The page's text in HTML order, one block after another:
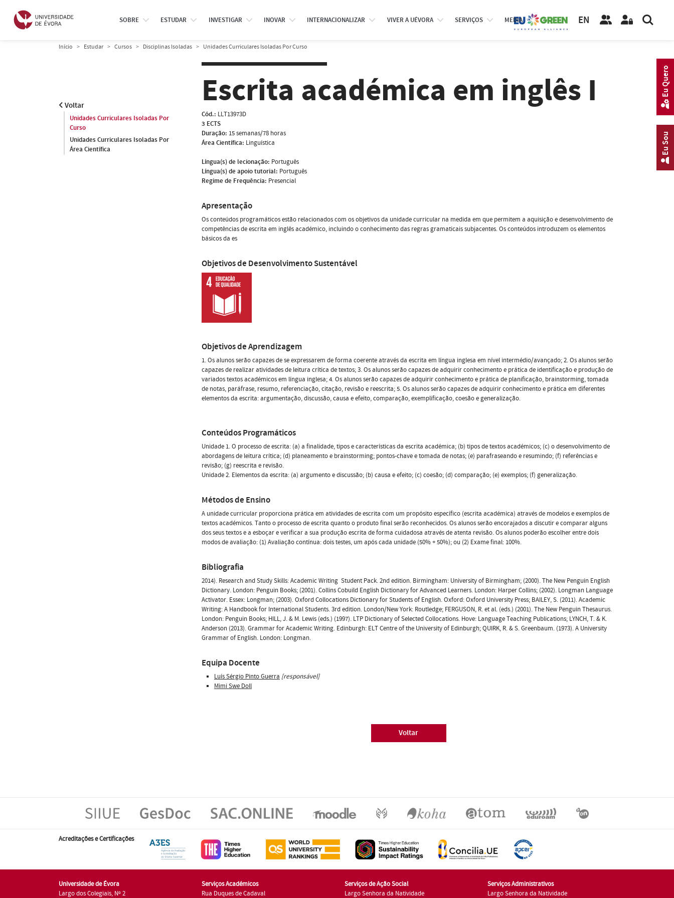
SOBRE ESTUDAR INVESTIGAR INOVAR INTERNACIONALIZAR VIVER A UÉVORA SERVIÇOS MEDIA EN
Início Estudar Cursos Disciplinas Isoladas Unidades Curriculares Isoladas Por Curso
Voltar
Unidades Curriculares Isoladas Por
Curso
Unidades Curriculares Isoladas Por
Área Científica
Escrita académica em inglês I
Cód.: LLT13973D
3 ECTS
Duração: 15 semanas/78 horas
Área Científica: Linguística
Língua(s) de lecionação: Português
Língua(s) de apoio tutorial: Português
Regime de Frequência: Presencial
Apresentação
Os conteúdos programáticos estão relacionados com os objetivos da unidade curricular na medida em que permitem a aquisição e desenvolvimento de
competências de escrita em inglês académico, incluindo o conhecimento das regras gramaticais subjacentes. Os conteúdos introduzem os elementos
básicos da es
Objetivos de Desenvolvimento Sustentável
Objetivos de Aprendizagem
1. Os alunos serão capazes de se expressarem de forma coerente através da escrita em língua inglesa em nível intermédio/avançado; 2. Os alunos serão
capazes de realizar atividades de leitura crítica de textos; 3. Os alunos serão capazes de adquirir conhecimento e prática de identificação e produção de
variados textos académicos em língua inglesa; 4. Os alunos serão capazes de adquirir conhecimento e prática de planificação, brainstorming, tomada
de notas, paráfrase, resumo, referenciação, citação, revisão e reescrita; 5. Os alunos serão capazes de adquirir conhecimento e prática em diferentes
elementos da escrita: argumentação, discussão, causa e efeito, comparação, exemplificação, coesão e generalização.
Conteúdos Programáticos
Unidade 1. O processo de escrita: (a) a finalidade, tipos e características da escrita académica; (b) tipos de textos académicos; (c) o desenvolvimento de
abordagens de leitura crítica; (d) planeamento e brainstorming; pontos-chave e tomada de notas; (e) parafraseando e resumindo; (f) referências e
revisão; (g) reescrita e revisão.
Unidade 2. Elementos da escrita: (a) argumento e discussão; (b) causa e efeito; (c) coesão; (d) comparação; (e) exemplos; (f) generalização.
Métodos de Ensino
A unidade curricular proporciona prática em atividades de escrita com um propósito específico (escrita académica) através de modelos e exemplos de
textos académicos. Tanto o processo de escrita quanto o produto final serão reconhecidos. Os alunos serão encorajados a discutir e comparar alguns
dos seus textos e a esboçar e verificar a sua produção escrita de forma cuidadosa através de atenta revisão. Os alunos poderão escolher entre dois
modos de avaliação: (1) Avaliação contínua: dois testes, um após cada unidade (50% + 50%); ou (2) Exame final: 100%.
Bibliografia
2014). Research and Study Skills: Academic Writing  Student Pack. 2nd edition. Birmingham: University of Birmingham; (2000). The New Penguin English
Dictionary. London: Penguin Books; (2001). Collins Cobuild English Dictionary for Advanced Learners. London: Harper Collins; (2002). Longman Language
Activator. Essex: Longman; (2003). Oxford Collocations Dictionary for Students of English. Oxford: Oxford University Press; BAILEY, S. (2011). Academic
Writing: A Handbook for International Students. 3rd edition. London/New York: Routledge; FERGUSON, R. et al. (eds.) (2001). The New Penguin Thesaurus.
London: Penguin Books; HILL, J. & M. Lewis (eds.) (1997). LTP Dictionary of Selected Collocations. Hove: Language Teaching Publications; LYNCH, T. & K.
Anderson (2013). Grammar for Academic Writing. Edinburgh: ELT Centre of the University of Edinburgh; QUIRK, R. & S. Greenbaum. (1973). A University
Grammar of English. London: Longman.
Equipa Docente
Luís Sérgio Pinto Guerra [responsável]
Mimi Swe Doll
Voltar
Acreditações e Certificações
Universidade de Évora
Largo dos Colegiais, Nº 2
Serviços Académicos
Rua Duques de Cadaval
Serviços de Ação Social
Largo Senhora da Natividade
Serviços Administrativos
Largo Senhora da Natividade
Eu Sou
Eu Quero